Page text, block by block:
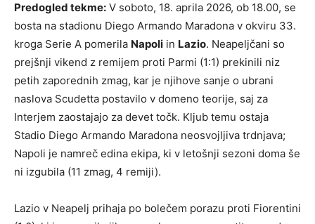
Predogled tekme: V soboto, 18. aprila 2026, ob 18.00, se
bosta na stadionu Diego Armando Maradona v okviru 33.
kroga Serie A pomerila Napoli in Lazio. Neapeljčani so
prejšnji vikend z remijem proti Parmi (1:1) prekinili niz
petih zaporednih zmag, kar je njihove sanje o ubrani
naslova Scudetta postavilo v domeno teorije, saj za
Interjem zaostajajo za devet točk. Kljub temu ostaja
Stadio Diego Armando Maradona neosvojljiva trdnjava;
Napoli je namreč edina ekipa, ki v letošnji sezoni doma še
ni izgubila (11 zmag, 4 remiji).
Lazio v Neapelj prihaja po bolečem porazu proti Fiorentini